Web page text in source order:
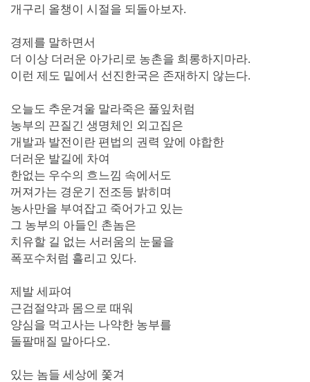
개구리 올챙이 시절을 되돌아보자.
경제를 말하면서
더 이상 더러운 아가리로 농촌을 희롱하지마라.
이런 제도 밑에서 선진한국은 존재하지 않는다.
오늘도 추운겨울 말라죽은 풀잎처럼
농부의 끈질긴 생명체인 외고집은
개발과 발전이란 편법의 권력 앞에 야합한
더러운 발길에 차여
한없는 우수의 흐느낌 속에서도
꺼져가는 경운기 전조등 밝히며
농사만을 부여잡고 죽어가고 있는
그 농부의 아들인 촌놈은
치유할 길 없는 서러움의 눈물을
폭포수처럼 흘리고 있다.
제발 세파여
근검절약과 몸으로 때워
양심을 먹고사는 나약한 농부를
돌팔매질 말아다오.
있는 놈들 세상에 쫓겨